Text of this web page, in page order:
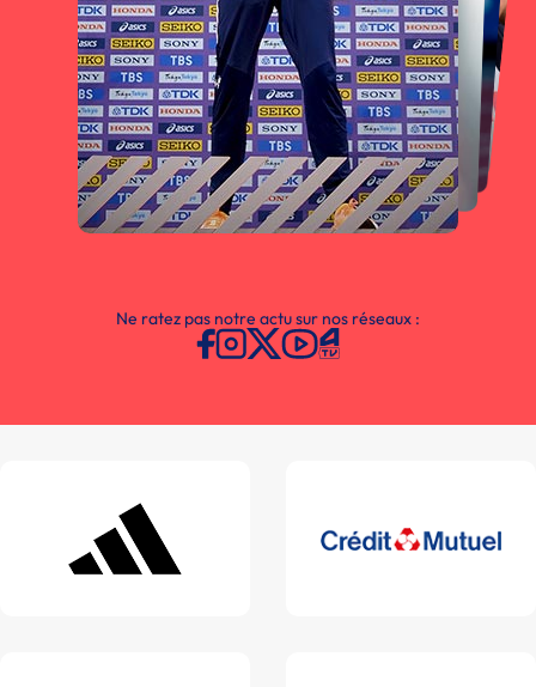
Ne ratez pas notre actu sur nos réseaux :